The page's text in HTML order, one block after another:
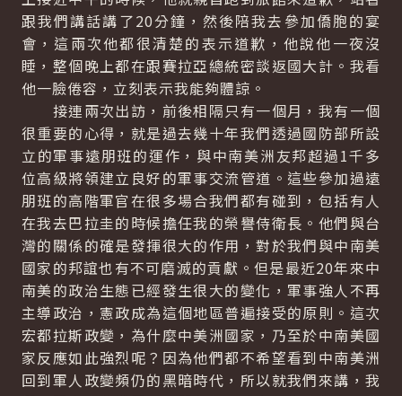
跟我們講話講了20分鐘，然後陪我去參加僑胞的宴
會，這兩次他都很清楚的表示道歉，他說他一夜沒
睡，整個晚上都在跟賽拉亞總統密談返國大計。我看
他一臉倦容，立刻表示我能夠體諒。
接連兩次出訪，前後相隔只有一個月，我有一個
很重要的心得，就是過去幾十年我們透過國防部所設
立的軍事遠朋班的運作，與中南美洲友邦超過1千多
位高級將領建立良好的軍事交流管道。這些參加過遠
朋班的高階軍官在很多場合我們都有碰到，包括有人
在我去巴拉圭的時候擔任我的榮譽侍衛長。他們與台
灣的關係的確是發揮很大的作用，對於我們與中南美
國家的邦誼也有不可磨滅的貢獻。但是最近20年來中
南美的政治生態已經發生很大的變化，軍事強人不再
主導政治，憲政成為這個地區普遍接受的原則。這次
宏都拉斯政變，為什麼中美洲國家，乃至於中南美國
家反應如此強烈呢？因為他們都不希望看到中南美洲
回到軍人政變頻仍的黑暗時代，所以就我們來講，我